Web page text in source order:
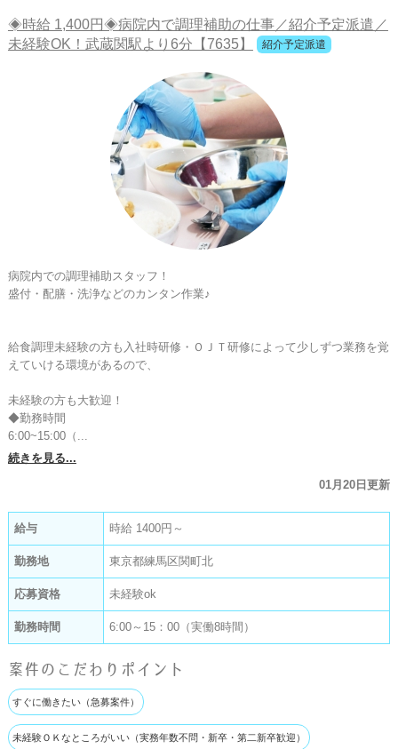
◈時給 1,400円◈病院内で調理補助の仕事／紹介予定派遣／
未経験OK！武蔵関駅より6分【7635】
紹介予定派遣
病院内での調理補助スタッフ！
盛付・配膳・洗浄などのカンタン作業♪
給食調理未経験の方も入社時研修・ＯＪＴ研修によって少しずつ業務を覚
えていける環境があるので、
未経験の方も大歓迎！
◆勤務時間
6:00~15:00（...
続きを見る...
01月20日更新
給与 時給 1400円～
勤務地 東京都練馬区関町北
応募資格 未経験ok
勤務時間 6:00～15：00（実働8時間）
案件のこだわりポイント
すぐに働きたい（急募案件）
未経験ＯＫなところがいい（実務年数不問・新卒・第二新卒歓迎）